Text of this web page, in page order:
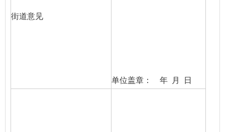
街道意见
单位盖章： 年 月 日